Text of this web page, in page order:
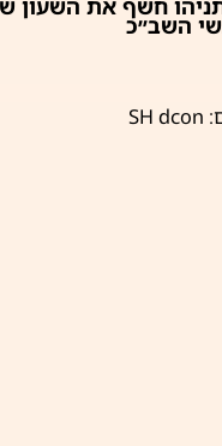
נתניהו חשף את השעון
השב״כ